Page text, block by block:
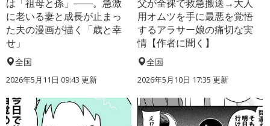
は「祖母と孫」――。急激
に老いる妻と成長が止まっ
た夫の漫画が描く「歳と幸
せ」
全国
2026年5月11日 09:43 更新
父が全裸で救急搬送→大人
用オムツを手に最悪を覚悟
するアラサー娘の痛切な実
情【作者に聞く】
全国
2026年5月10日 17:35 更新